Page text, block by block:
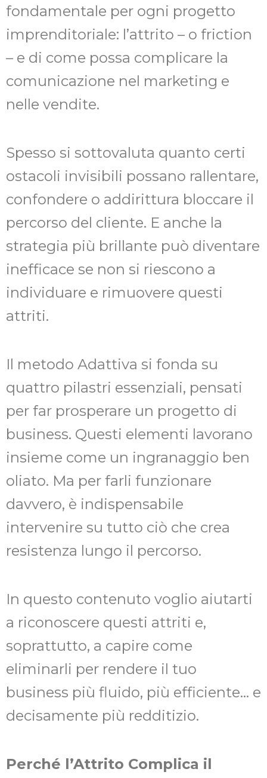
fondamentale per ogni progetto
imprenditoriale: l’attrito – o friction
– e di come possa complicare la
comunicazione nel marketing e
nelle vendite.
Spesso si sottovaluta quanto certi
ostacoli invisibili possano rallentare,
confondere o addirittura bloccare il
percorso del cliente. E anche la
strategia più brillante può diventare
inefficace se non si riescono a
individuare e rimuovere questi
attriti.
Il metodo Adattiva si fonda su
quattro pilastri essenziali, pensati
per far prosperare un progetto di
business. Questi elementi lavorano
insieme come un ingranaggio ben
oliato. Ma per farli funzionare
davvero, è indispensabile
intervenire su tutto ciò che crea
resistenza lungo il percorso.
In questo contenuto voglio aiutarti
a riconoscere questi attriti e,
soprattutto, a capire come
eliminarli per rendere il tuo
business più fluido, più efficiente… e
decisamente più redditizio.
Perché l’Attrito Complica il